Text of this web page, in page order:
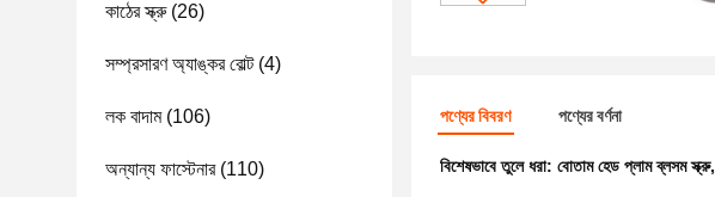
কাঠের স্ক্রু(26)
সম্প্রসারণ অ্যাঙ্কর বোল্ট(4)
লক বাদাম(106)
অন্যান্য ফাস্টেনার(110)
পণ্যের বিবরণ পণ্যের বর্ণনা
বিশেষভাবে তুলে ধরা: বোতাম হেড প্লাম ব্লসম স্ক্রু,